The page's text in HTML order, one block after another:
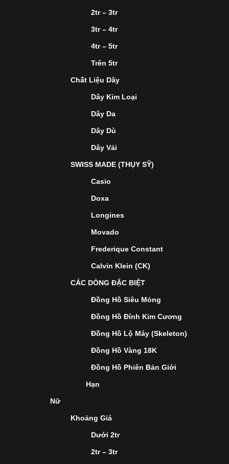
2tr – 3tr
3tr – 4tr
4tr – 5tr
Trên 5tr
Chất Liệu Dây
Dây Kim Loại
Dây Da
Dây Dù
Dây Vải
SWISS MADE (THỤY SỸ)
Casio
Doxa
Longines
Movado
Frederique Constant
Calvin Klein (CK)
CÁC DÒNG ĐẶC BIỆT
Đồng Hồ Siêu Mỏng
Đồng Hồ Đính Kim Cương
Đồng Hồ Lộ Máy (Skeleton)
Đồng Hồ Vàng 18K
Đồng Hồ Phiên Bản Giới
Hạn
Nữ
Khoảng Giá
Dưới 2tr
2tr – 3tr